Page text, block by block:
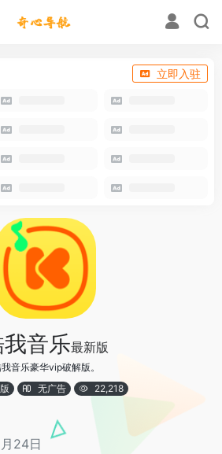
立即入驻
音乐最新版
音乐豪华vip破解版。
无广告 22,218
24日